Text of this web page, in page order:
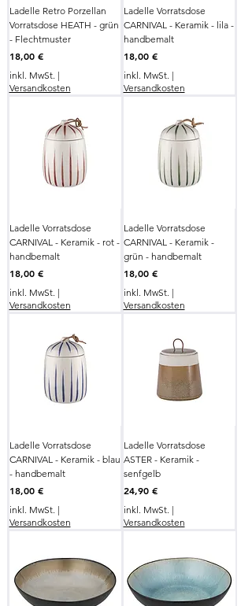
Ladelle Retro Porzellan
Vorratsdose HEATH - grün
- Flechtmuster
Preis
18,00 €
inkl. MwSt. |
Versandkosten
Ladelle Vorratsdose
CARNIVAL - Keramik - lila -
handbemalt
Preis
18,00 €
inkl. MwSt. |
Versandkosten
Ladelle Vorratsdose
CARNIVAL - Keramik - rot -
handbemalt
Preis
18,00 €
inkl. MwSt. |
Versandkosten
Ladelle Vorratsdose
CARNIVAL - Keramik -
grün - handbemalt
Preis
18,00 €
inkl. MwSt. |
Versandkosten
Ladelle Vorratsdose
CARNIVAL - Keramik - blau
- handbemalt
Preis
18,00 €
inkl. MwSt. |
Versandkosten
Ladelle Vorratsdose
ASTER - Keramik -
senfgelb
Preis
24,90 €
inkl. MwSt. |
Versandkosten